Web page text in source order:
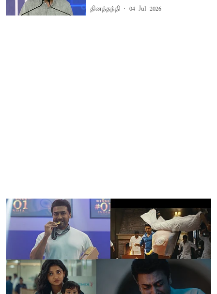
தினத்தந்தி 04 Jul 2026